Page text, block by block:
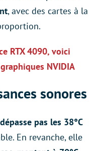
, avec des cartes à la
RTX 4090, voici
NVIDIA
sonores
pas les 38°C
En revanche, elle